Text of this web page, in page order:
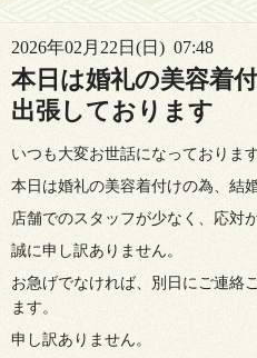
2026年02月22日(日) 07:48
本日は婚礼の美容着
出張しております
いつも大変お世話になっております
本日は婚礼の美容着付けの為、結
店舗でのスタッフが少なく、応対
誠に申し訳ありません。
お急げでなければ、別日にご連絡
ます。
申し訳ありません。